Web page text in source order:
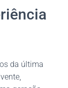
da última